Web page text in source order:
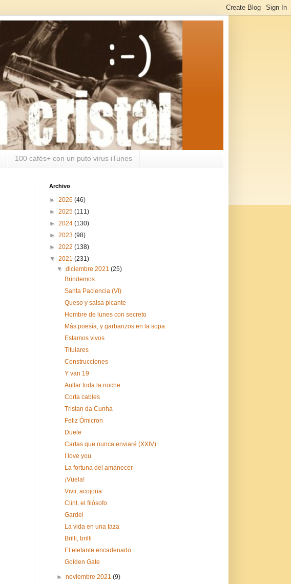
100 cafés+ con un puto virus iTunes
Archivo
► 2026 (46)
► 2025 (111)
► 2024 (130)
► 2023 (98)
► 2022 (138)
▼ 2021 (231)
▼diciembre 2021(25)
Brindemos
Santa Paciencia (VI)
Queso y salsa picante
Hombre de lunes con secreto
Más poesía, y garbanzos en la sopa
Estamos vivos
Titulares
Construcciones
Y van 19
Aullar toda la noche
Corta cables
Tristan da Cunha
Feliz Ómicron
Duele
Cartas que nunca enviaré (XXIV)
I love you
La fortuna del amanecer
¡Vuela!
Vivir, acojona
Clint, el filósofo
Gardel
La vida en una taza
Brilli, brilli
El elefante encadenado
Golden Gate
►noviembre 2021(9)